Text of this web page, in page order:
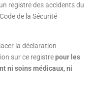
registre des accidents du
de la Sécurité
la déclaration
sur ce registrepour les
ni soins médicaux, ni